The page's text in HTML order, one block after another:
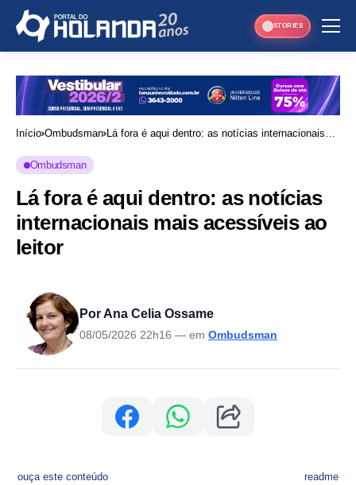
STORIES
Início Ombudsman Lá fora é aqui dentro: as notícias internacionais
Ombudsman
Lá fora é aqui dentro: as notícias
internacionais mais acessíveis ao
leitor
Por Ana Celia Ossame
08/05/2026 22h16 — em Ombudsman
ouça este conteúdo readme